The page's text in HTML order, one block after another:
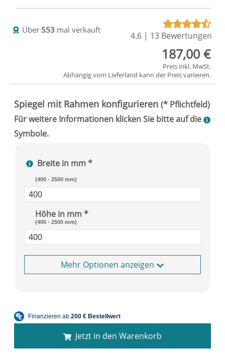
Über 553 mal verkauft
4.6 | 13 Bewertungen
187,00 €
Preis inkl. MwSt.
Abhängig vom Lieferland kann der Preis variieren.
Breite in mm *
(400 - 2500 mm)
Höhe in mm *
(400 - 2500 mm)
Optionen anzeigen
Jetzt in den Warenkorb